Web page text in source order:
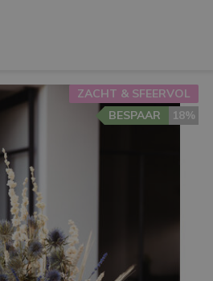
ZACHT & SFEERVOL
18%
BESPAAR